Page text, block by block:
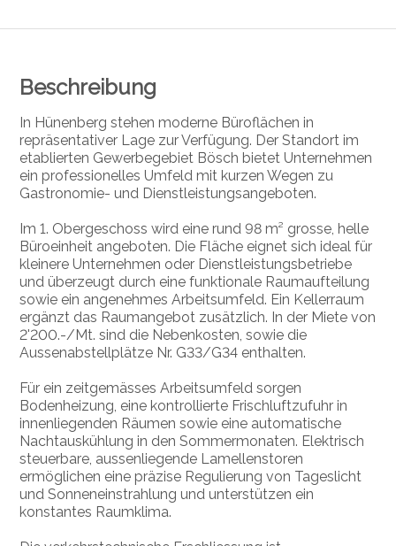
Beschreibung
In Hünenberg stehen moderne Büroflächen in
repräsentativer Lage zur Verfügung. Der Standort im
etablierten Gewerbegebiet Bösch bietet Unternehmen
ein professionelles Umfeld mit kurzen Wegen zu
Gastronomie- und Dienstleistungsangeboten.
Im 1. Obergeschoss wird eine rund 98 m² grosse, helle
Büroeinheit angeboten. Die Fläche eignet sich ideal für
kleinere Unternehmen oder Dienstleistungsbetriebe
und überzeugt durch eine funktionale Raumaufteilung
sowie ein angenehmes Arbeitsumfeld. Ein Kellerraum
ergänzt das Raumangebot zusätzlich. In der Miete von
2'200.-/Mt. sind die Nebenkosten, sowie die
Aussenabstellplätze Nr. G33/G34 enthalten.
Für ein zeitgemässes Arbeitsumfeld sorgen
Bodenheizung, eine kontrollierte Frischluftzufuhr in
innenliegenden Räumen sowie eine automatische
Nachtauskühlung in den Sommermonaten. Elektrisch
steuerbare, aussenliegende Lamellenstoren
ermöglichen eine präzise Regulierung von Tageslicht
und Sonneneinstrahlung und unterstützen ein
konstantes Raumklima.